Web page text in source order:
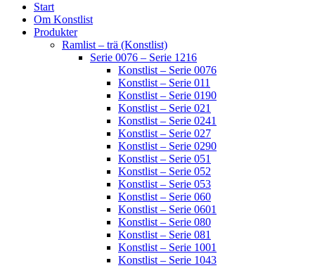
Start
Om Konstlist
Produkter
Ramlist – trä (Konstlist)
Serie 0076 – Serie 1216
Konstlist – Serie 0076
Konstlist – Serie 011
Konstlist – Serie 0190
Konstlist – Serie 021
Konstlist – Serie 0241
Konstlist – Serie 027
Konstlist – Serie 0290
Konstlist – Serie 051
Konstlist – Serie 052
Konstlist – Serie 053
Konstlist – Serie 060
Konstlist – Serie 0601
Konstlist – Serie 080
Konstlist – Serie 081
Konstlist – Serie 1001
Konstlist – Serie 1043